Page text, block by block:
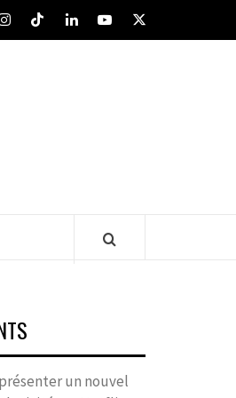
TiktokLinkedInYoutube
X
présenter un nouvel